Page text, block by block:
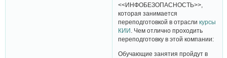
<<ИНФОБЕЗОПАСНОСТЬ>>,
которая занимается
переподготовкой в отрасликурсы
КИИ . Чем отлично проходить
переподготовку в этой компании:
Обучающие занятия пройдут в